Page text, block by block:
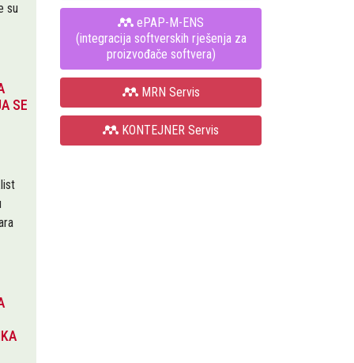
su
SE
ePAP-M-ENS
(integracija softverskih rješenja za
proizvođače softvera)
MRN Servis
KONTEJNER Servis